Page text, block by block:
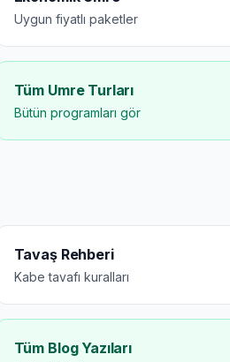
Uygun fiyatlı paketler
Tüm Umre Turları
Bütün programları gör
Tavaş Rehberi
Kabe tavafı kuralları
Tüm Blog Yazıları